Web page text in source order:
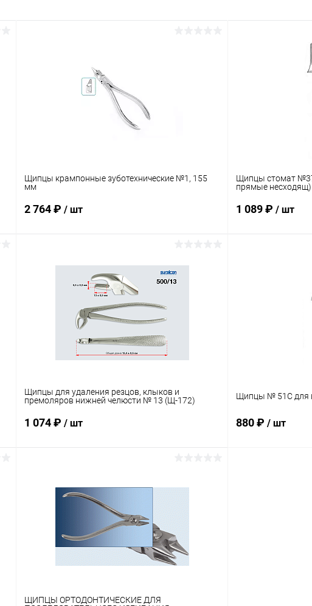
Щипцы крампонные зуботехнические №1, 155
мм
2 764 ₽ / шт
Купить в 1 клик
В избранное Под заказ
Щипцы стомат
прямые несходящ)
1 089 ₽ / шт
Щипцы для удаления резцов, клыков и
премоляров нижней челюсти № 13 (Щ-172)
1 074 ₽ / шт
Купить в 1 клик
В наличии
Щипцы № 51С для
880 ₽ / шт
ЩИПЦЫ ОРТОДОНТИЧЕСКИЕ ДЛЯ